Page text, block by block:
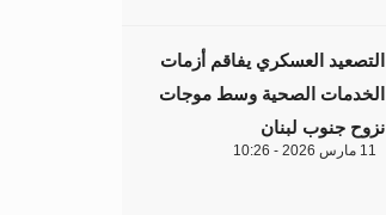
التصعيد العسكري يفاقم أزمات
الخدمات الصحية وسط موجات
نزوح جنوب لبنان
11 مارس 2026 - 10:26